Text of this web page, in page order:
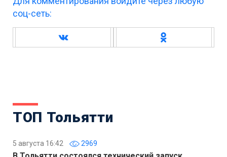
соц-сеть:
ТОП Тольятти
5 августа 16:42 2969